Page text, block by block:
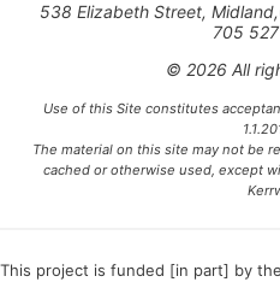
538 Elizabeth Street,
705
© 2026 All
Use of this Site constitutes
The material on this site may not be
cached or otherwise used, except
This project is funded [in part] by